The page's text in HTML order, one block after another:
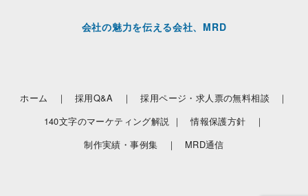
会社の魅力を伝える会社、MRD
ホーム ｜ 採用Q&A ｜
採用ページ・求人票の無料相談 ｜
140文字のマーケティング解説 ｜
情報保護方針 ｜
制作実績・事例集 ｜
MRD通信